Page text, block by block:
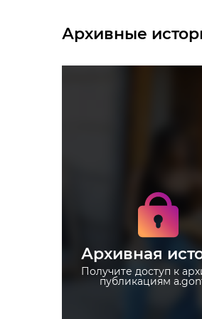
Архивные
Архивная
Получите доступ к
публикациям
архивным историям
a.gontaa
Не отвлекайтесь на
рекламу
Загружайте
ограничений